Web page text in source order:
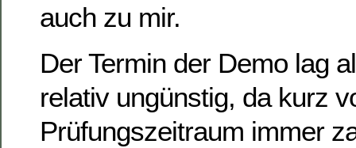
auch zu mir.
Der Termin der Demo lag
relativ ungünstig, da kurz
Prüfungszeitraum immer